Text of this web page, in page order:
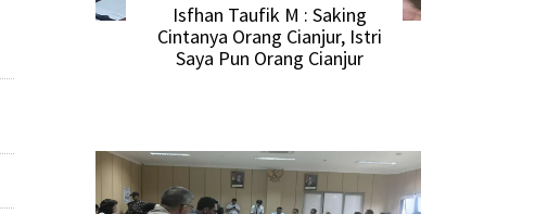
Isfhan Taufik M : Saking
Cintanya Orang Cianjur, Istri
Saya Pun Orang Cianjur